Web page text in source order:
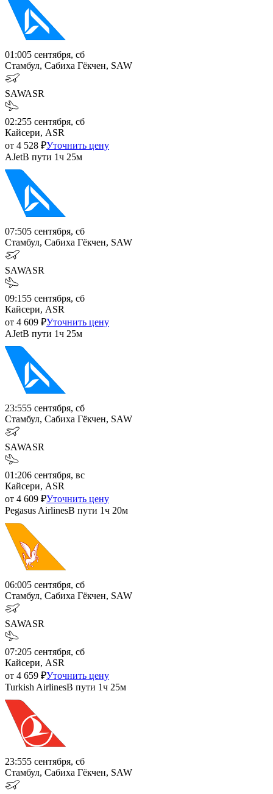
01:005 сентября, сб
Стамбул, Сабиха Гёкчен, SAW
SAWASR
02:255 сентября, сб
Кайсери, ASR
от 4 528 ₽Уточнить цену
AJetВ пути 1ч 25м
07:505 сентября, сб
Стамбул, Сабиха Гёкчен, SAW
SAWASR
09:155 сентября, сб
Кайсери, ASR
от 4 609 ₽Уточнить цену
AJetВ пути 1ч 25м
23:555 сентября, сб
Стамбул, Сабиха Гёкчен, SAW
SAWASR
01:206 сентября, вс
Кайсери, ASR
от 4 609 ₽Уточнить цену
Pegasus AirlinesВ пути 1ч 20м
06:005 сентября, сб
Стамбул, Сабиха Гёкчен, SAW
SAWASR
07:205 сентября, сб
Кайсери, ASR
от 4 659 ₽Уточнить цену
Turkish AirlinesВ пути 1ч 25м
23:555 сентября, сб
Стамбул, Сабиха Гёкчен, SAW